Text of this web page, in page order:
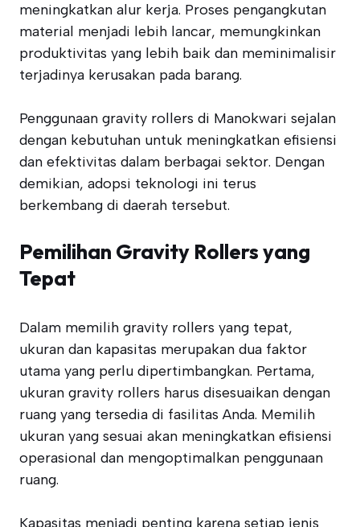
meningkatkan alur kerja. Proses pengangkutan
material menjadi lebih lancar, memungkinkan
produktivitas yang lebih baik dan meminimalisir
terjadinya kerusakan pada barang.
Penggunaan gravity rollers di Manokwari sejalan
dengan kebutuhan untuk meningkatkan efisiensi
dan efektivitas dalam berbagai sektor. Dengan
demikian, adopsi teknologi ini terus
berkembang di daerah tersebut.
Pemilihan Gravity Rollers yang
Tepat
Dalam memilih gravity rollers yang tepat,
ukuran dan kapasitas merupakan dua faktor
utama yang perlu dipertimbangkan. Pertama,
ukuran gravity rollers harus disesuaikan dengan
ruang yang tersedia di fasilitas Anda. Memilih
ukuran yang sesuai akan meningkatkan efisiensi
operasional dan mengoptimalkan penggunaan
ruang.
Kapasitas menjadi penting karena setiap jenis